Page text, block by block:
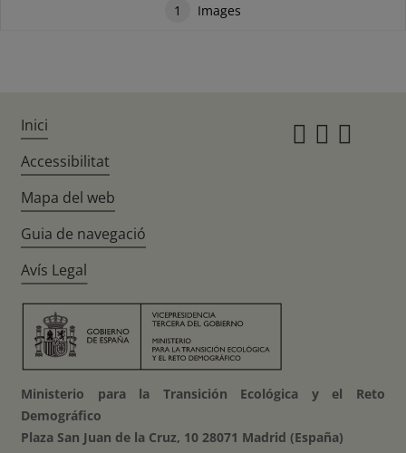
1 Images
Inici
Accessibilitat
Mapa del web
Guia de navegació
Avís Legal
Ministerio para la Transición Ecológica y el Reto
Demográfico
Plaza San Juan de la Cruz, 10 28071 Madrid (España)